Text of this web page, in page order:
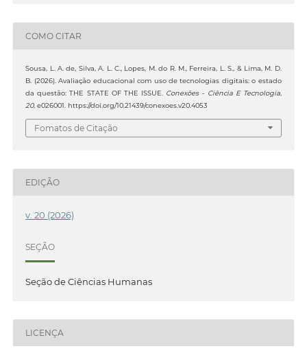
COMO CITAR
Sousa, L. A. de, Silva, A. L. C., Lopes, M. do R. M., Ferreira, L. S., & Lima, M. D.
B. (2026). Avaliação educacional com uso de tecnologias digitais: o estado
da questão: THE STATE OF THE ISSUE. Conexões - Ciência E Tecnologia,
20, e026001. https://doi.org/10.21439/conexoes.v20.4053
Fomatos de Citação
EDIÇÃO
v. 20 (2026)
SEÇÃO
Seção de Ciências Humanas
LICENÇA